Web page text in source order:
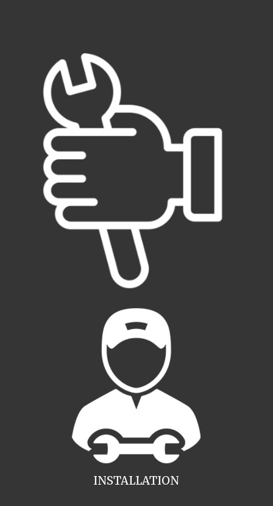
INSTALLATION